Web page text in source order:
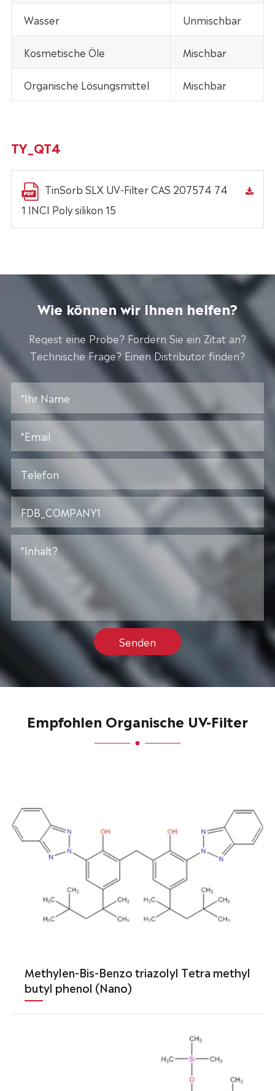
Wasser Unmischbar
Kosmetische Öle Mischbar
Organische Lösungsmittel Mischbar
TY_QT4
TinSorb SLX UV-Filter CAS 207574 74
1 INCI Poly silikon 15
Wie können wir Ihnen helfen?
Reqest eine Probe? Fordern Sie ein Zitat an?
Technische Frage? Einen Distributor finden?
Senden
Empfohlen Organische UV-Filter
Methylen-Bis-Benzo triazolyl Tetra methyl
butyl phenol (Nano)